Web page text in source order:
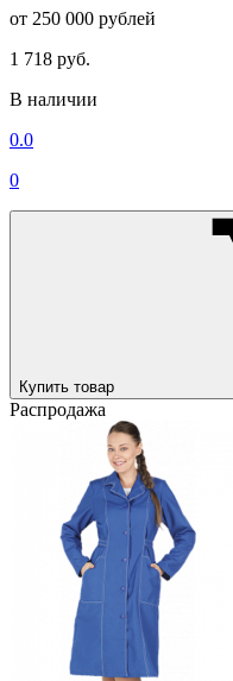
от 250 000 рублей
1 718 руб.
В наличии
0.0
0
Купить товар
Распродажа